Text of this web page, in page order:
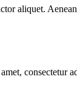
aliquet.
consectetur